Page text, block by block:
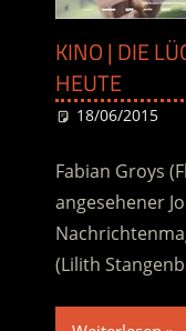
KINO | DIE
HEUTE
18/06/2015
Fabian Groys
angesehener
(Lilith